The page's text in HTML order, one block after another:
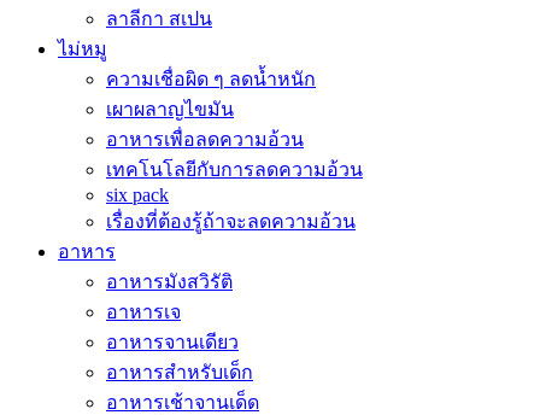
ลาลีกา สเปน
ไม่หมู
ความเชื่อผิด ๆ ลดน้ำหนัก
เผาผลาญไขมัน
อาหารเพื่อลดความอ้วน
เทคโนโลยีกับการลดความอ้วน
six pack
เรื่องที่ต้องรู้ถ้าจะลดความอ้วน
อาหาร
อาหารมังสวิรัติ
อาหารเจ
อาหารจานเดียว
อาหารสำหรับเด็ก
อาหารเช้าจานเด็ด